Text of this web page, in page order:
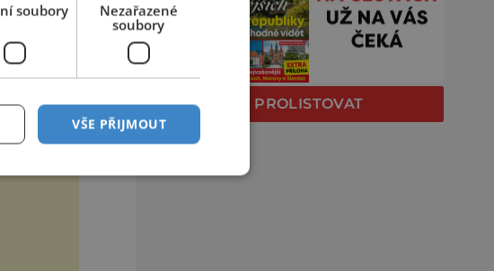
PROLISTOVAT
soubory
Nezařazené
soubory
VŠE PŘIJMOUT